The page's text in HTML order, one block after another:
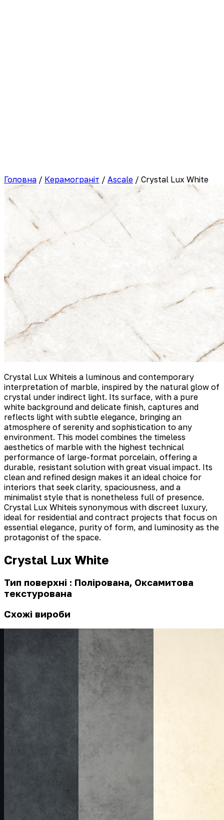
Головна / Керамограніт / Ascale / Crystal Lux White
Crystal Lux Whiteis a luminous and contemporary
interpretation of marble, inspired by the natural glow of
crystal under indirect light. Its surface, with a pure
white background and delicate finish, captures and
reflects light with subtle elegance, bringing an
atmosphere of serenity and sophistication to any
environment. This model combines the timeless
aesthetics of marble with the highest technical
performance of large-format porcelain, offering a
durable, resistant solution with great visual impact. Its
clean and refined design makes it an ideal choice for
interiors that seek clarity, spaciousness, and a
minimalist style that is nonetheless full of presence.
Crystal Lux Whiteis synonymous with discreet luxury,
ideal for residential and contract projects that focus on
essential elegance, purity of form, and luminosity as the
protagonist of the space.
Crystal Lux White
Тип поверхні : Полірована, Оксамитова
текстурована
Схожі вироби